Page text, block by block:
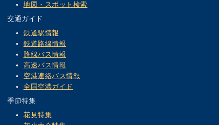
地図・スポット検索
交通ガイド
鉄道駅情報
鉄道路線情報
路線バス情報
高速バス情報
空港連絡バス情報
全国空港ガイド
季節特集
花見特集